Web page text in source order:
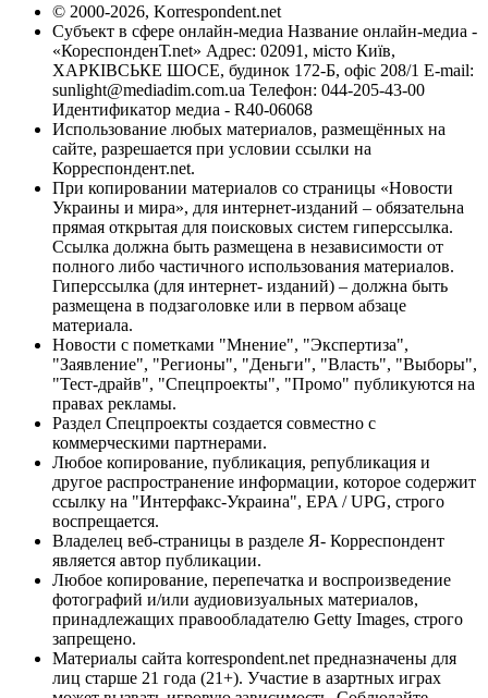
© 2000-2026, Korrespondent.net
Субъект в сфере онлайн-медиа Название онлайн-медиа -
«КореспонденТ.net» Адрес: 02091, місто Київ,
ХАРКІВСЬКЕ ШОСЕ, будинок 172-Б, офіс 208/1 E-mail:
sunlight@mediadim.com.ua Телефон: 044-205-43-00
Идентификатор медиа - R40-06068
Использование любых материалов, размещённых на
сайте, разрешается при условии ссылки на
Корреспондент.net.
При копировании материалов со страницы «Новости
Украины и мира», для интернет-изданий – обязательна
прямая открытая для поисковых систем гиперссылка.
Ссылка должна быть размещена в независимости от
полного либо частичного использования материалов.
Гиперссылка (для интернет- изданий) – должна быть
размещена в подзаголовке или в первом абзаце
материала.
Новости с пометками "Мнение", "Экспертиза",
"Заявление", "Регионы", "Деньги", "Власть", "Выборы",
"Тест-драйв", "Спецпроекты", "Промо" публикуются на
правах рекламы.
Раздел Спецпроекты создается совместно с
коммерческими партнерами.
Любое копирование, публикация, републикация и
другое распространение информации, которое содержит
ссылку на "Интерфакс-Украина", EPA / UPG, строго
воспрещается.
Владелец веб-страницы в разделе Я- Корреспондент
является автор публикации.
Любое копирование, перепечатка и воспроизведение
фотографий и/или аудиовизуальных материалов,
принадлежащих правообладателю Getty Images, строго
запрещено.
Материалы сайта korrespondent.net предназначены для
лиц старше 21 года (21+). Участие в азартных играх